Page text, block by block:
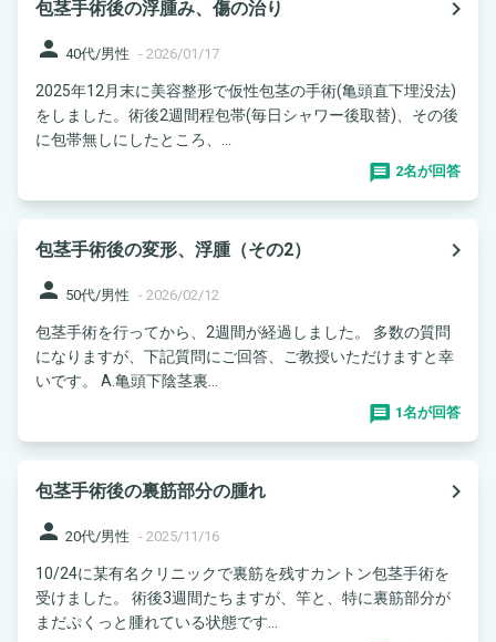
包茎手術後の浮腫み、傷の治り
navigate_next
person 40代/男性 - 2026/01/17
2025年12月末に美容整形で仮性包茎の手術(亀頭直下埋没法)
をしました。術後2週間程包帯(毎日シャワー後取替)、その後
に包帯無しにしたところ、...
2名が回答
包茎手術後の変形、浮腫（その2）
navigate_next
person 50代/男性 - 2026/02/12
包茎手術を行ってから、2週間が経過しました。 多数の質問
になりますが、下記質問にご回答、ご教授いただけますと幸
いです。 A.亀頭下陰茎裏...
1名が回答
包茎手術後の裏筋部分の腫れ
navigate_next
person 20代/男性 - 2025/11/16
10/24に某有名クリニックで裏筋を残すカントン包茎手術を
受けました。 術後3週間たちますが、竿と、特に裏筋部分が
まだぷくっと腫れている状態です...